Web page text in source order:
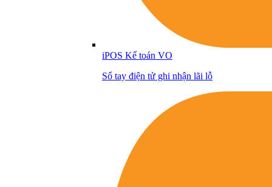
iPOS Kế toán VO
Sổ tay điện tử ghi nhận lãi lỗ